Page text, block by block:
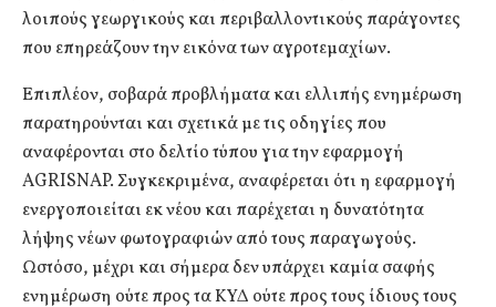
λοιπούς γεωργικούς και περιβαλλοντικούς παράγοντες
που επηρεάζουν την εικόνα των αγροτεμαχίων.
Επιπλέον, σοβαρά προβλήματα και ελλιπής ενημέρωση
παρατηρούνται και σχετικά με τις οδηγίες που
αναφέρονται στο δελτίο τύπου για την εφαρμογή
AGRISNAP. Συγκεκριμένα, αναφέρεται ότι η εφαρμογή
ενεργοποιείται εκ νέου και παρέχεται η δυνατότητα
λήψης νέων φωτογραφιών από τους παραγωγούς.
Ωστόσο, μέχρι και σήμερα δεν υπάρχει καμία σαφής
ενημέρωση ούτε προς τα ΚΥΔ ούτε προς τους ίδιους τους